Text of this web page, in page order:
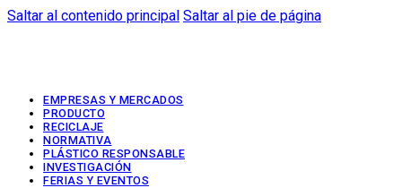
Saltar al contenido principal Saltar al pie de página
EMPRESAS Y MERCADOS
PRODUCTO
RECICLAJE
NORMATIVA
PLÁSTICO RESPONSABLE
INVESTIGACIÓN
FERIAS Y EVENTOS